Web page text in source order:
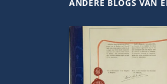
ANDERE BLOGS VAN